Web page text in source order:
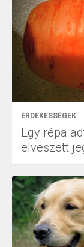
ÉRDEKESSÉGEK
Egy répa
elveszett